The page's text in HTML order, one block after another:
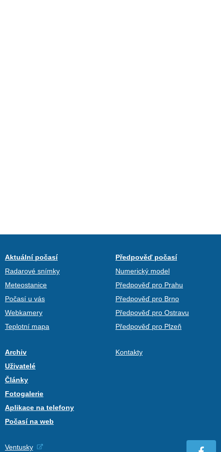
Aktuální počasí
Radarové snímky
Meteostanice
Počasí u vás
Webkamery
Teplotní mapa
Předpověď počasí
Numerický model
Předpověď pro Prahu
Předpověď pro Brno
Předpověď pro Ostravu
Předpověď pro Plzeň
Archiv
Uživatelé
Články
Fotogalerie
Aplikace na telefony
Počasí na web
Kontakty
Ventusky